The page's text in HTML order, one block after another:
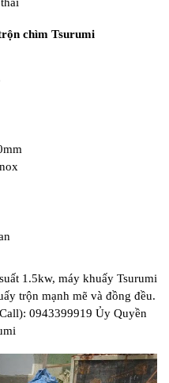
chìm Tsurumi
1.5kw, máy khuấy Tsurumi
trộn mạnh mẽ và đồng đều.
0943399919 Ủy Quyền